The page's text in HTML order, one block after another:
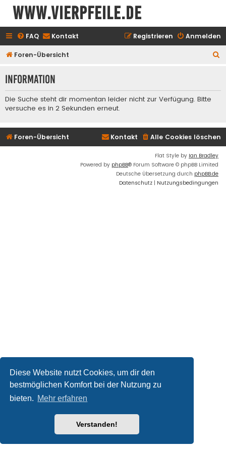
Diese Website nutzt Cookies, um dir den
bestmöglichen Komfort bei der Nutzung zu
bieten. Mehr erfahren
Verstanden!
www.vierpfeile.de
FAQ Kontakt Anmelden
Registrieren
Foren-Übersicht
h
Information
Die Suche steht dir momentan leider nicht zur Verfügung. Bitte
versuche es in 2 Sekunden erneut.
Foren-Übersicht Alle Cookies löschen
Kontakt
Flat Style by Ian Bradley
Powered by phpBB® Forum Software © phpBB Limited
Deutsche Übersetzung durch phpBB.de
Datenschutz | Nutzungsbedingungen